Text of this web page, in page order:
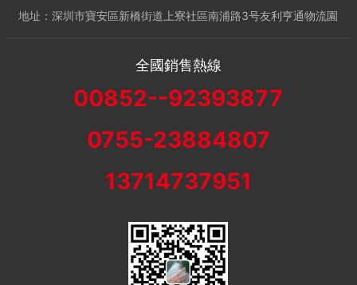
地址：深圳市寶安區新橋街道上寮社區南浦路3号友利亨通物流園
全國銷售熱線
00852--92393877
0755-23884807
13714737951